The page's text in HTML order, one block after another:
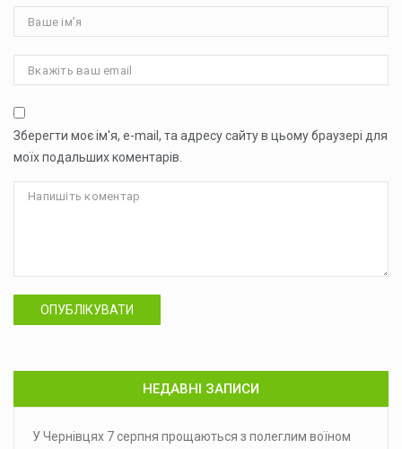
Зберегти моє ім'я, e-mail, та адресу сайту в цьому браузері для
моїх подальших коментарів.
ОПУБЛІКУВАТИ
НЕДАВНІ ЗАПИСИ
У Чернівцях 7 серпня прощаються з полеглим воїном